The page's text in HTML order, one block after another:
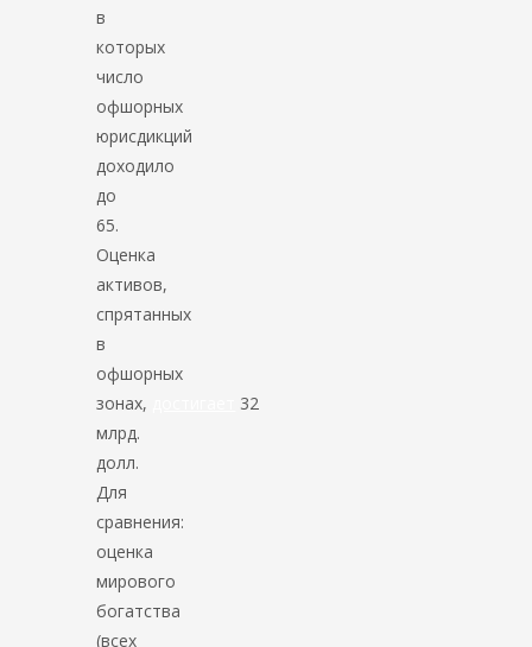
в
которых
число
офшорных
юрисдикций
доходило
до
65.
Оценка
активов,
спрятанных
в
офшорных
зонах,
32
млрд.
долл.
Для
сравнения:
оценка
мирового
богатства
(всех